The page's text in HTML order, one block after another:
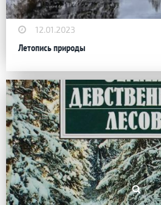
12.01.2023
Летопись природы